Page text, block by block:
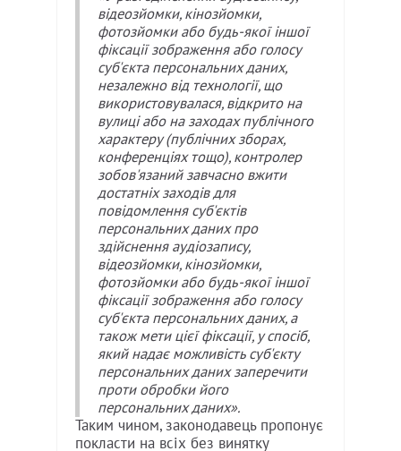
відеозйомки, кінозйомки,
фотозйомки або будь-якої іншої
фіксації зображення або голосу
суб'єкта персональних даних,
незалежно від технології, що
використовувалася, відкрито на
вулиці або на заходах публічного
характеру (публічних зборах,
конференціях тощо), контролер
зобов'язаний завчасно вжити
достатніх заходів для
повідомлення суб'єктів
персональних даних про
здійснення аудіозапису,
відеозйомки, кінозйомки,
фотозйомки або будь-якої іншої
фіксації зображення або голосу
суб'єкта персональних даних, а
також мети цієї фіксації, у спосіб,
який надає можливість суб'єкту
персональних даних заперечити
проти обробки його
персональних даних».
Таким чином, законодавець пропонує
покласти на всіх без винятку